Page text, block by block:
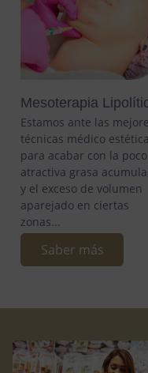
Mesoterapia
Estamos ante las
técnicas médico
para acabar con la poco
atractiva grasa
y el exceso de volumen
aparejado en ciertas
zonas...
Saber más